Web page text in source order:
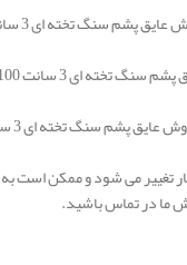
تغییر می شود و ممکن است
ما در تماس باشید.